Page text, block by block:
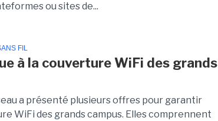
ou sites de...
FIL
à la couverture WiFi des grands
a présenté plusieurs offres pour garantir
WiFi des grands campus. Elles comprennent